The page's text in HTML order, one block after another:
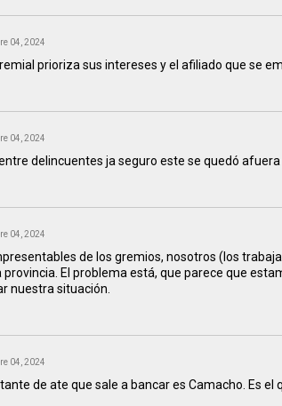
04, 2024
prioriza sus intereses y el afiliado que se
04, 2024
delincuentes ja seguro este se quedó
04, 2024
de los gremios, nosotros (los
provincia. El problema está, que parece que
nuestra situación.
04, 2024
de ate que sale a bancar es Camacho. Es el